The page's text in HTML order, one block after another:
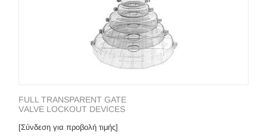
FULL ΤRΑΝSΡΑRΕΝΤ GΑΤΕ
VΑLVΕ LΟCΚΟUΤ DΕVICES
[Σύνδεση για προβολή τιμής]